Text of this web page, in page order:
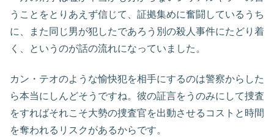
うことをとりあえず信じて、証拠集めに奮闘しているうち
に、また同じ男が犯したであろう別の殺人事件にたどり着
く、というのが話の流れになっていました。
カン・テオのような愉快犯を相手にするのは警察からした
ら本当にしんどそうですね。彼の証言をうのみにして捜査
をすればそれこそ大勢の捜査官を出動させるコストと時間
を奪われるリスクがあるからです。